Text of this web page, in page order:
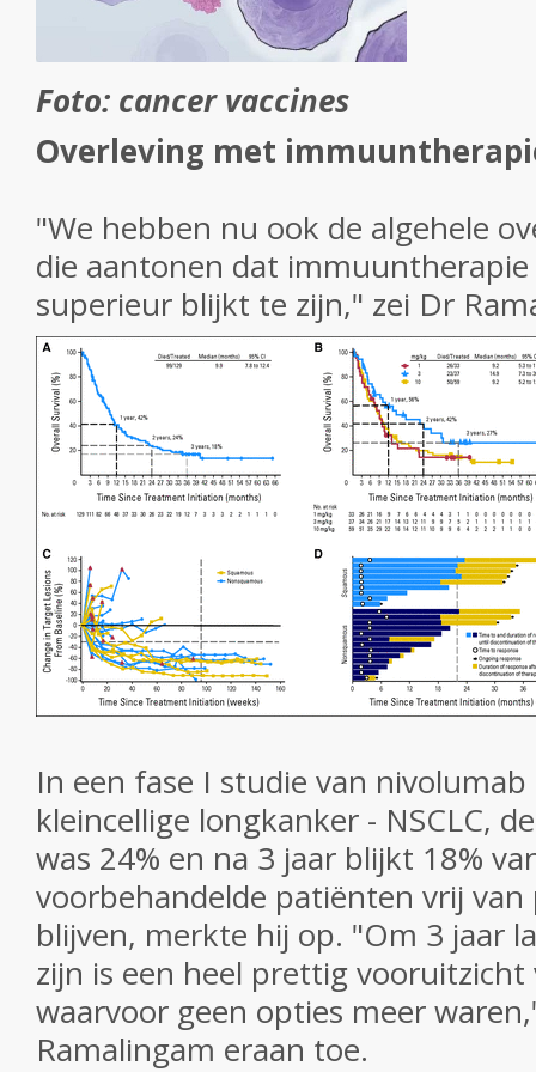
Foto: cancer vaccines
Overleving met
"We hebben nu ook de algehele
die aantonen dat
superieur blijkt te zijn," zei Dr
In een fase I studie van
kleincellige longkanker - NSCLC,
was 24% en na 3 jaar blijkt 18%
voorbehandelde patiënten vrij van
blijven, merkte hij op. "Om 3 jaar
zijn is een heel prettig
waarvoor geen opties meer
Ramalingam eraan toe.